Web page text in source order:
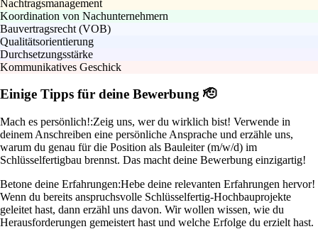
Nachtragsmanagement
Koordination von Nachunternehmern
Bauvertragsrecht (VOB)
Qualitätsorientierung
Durchsetzungsstärke
Kommunikatives Geschick
Einige Tipps für deine Bewerbung 🫡
Mach es persönlich!:Zeig uns, wer du wirklich bist! Verwende in
deinem Anschreiben eine persönliche Ansprache und erzähle uns,
warum du genau für die Position als Bauleiter (m/w/d) im
Schlüsselfertigbau brennst. Das macht deine Bewerbung einzigartig!
Betone deine Erfahrungen:Hebe deine relevanten Erfahrungen hervor!
Wenn du bereits anspruchsvolle Schlüsselfertig-Hochbauprojekte
geleitet hast, dann erzähl uns davon. Wir wollen wissen, wie du
Herausforderungen gemeistert hast und welche Erfolge du erzielt hast.